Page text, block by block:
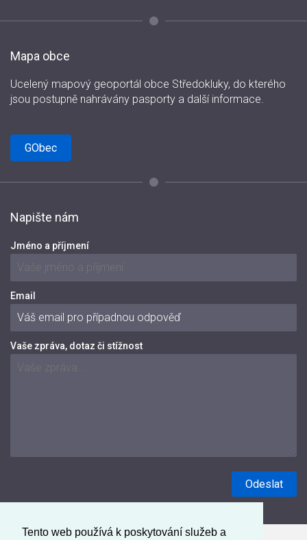
Tento web používá k poskytování služeb a
Mapa obce
Ucelený mapový geoportál obce Středokluky, do kterého
jsou postupně nahrávány pasporty a další informace.
GObec
Napište nám
Jméno a příjmení
Email
Vaše zpráva, dotaz či stížnost